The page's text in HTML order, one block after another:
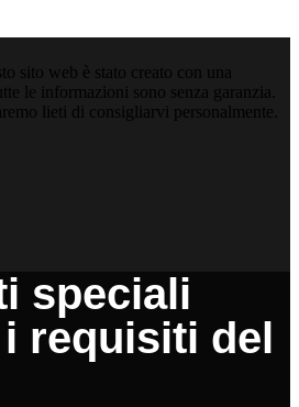
sito web è stato creato con una
le informazioni sono senza garanzia.
lieti di consigliarvi personalmente.
speciali
requisiti del